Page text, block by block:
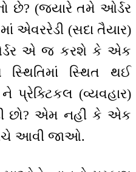
છે? (જ્યારે તમે ઓર્ડર
એવરરેડી (સદા તૈયાર)
એ જ કરશે કે એક
સ્થિત થઈ
પ્રેક્ટિકલ (વ્યવહાર)
છો? એમ નહીં કે એક
આવી જાઓ.